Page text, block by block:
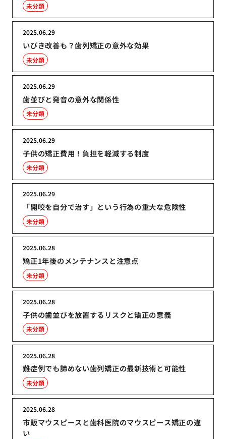
未分類
いびき改善も？歯列矯正の意外な効果
2025.06.29
未分類
歯並びと発音の意外な関係性
2025.06.29
未分類
子供の矯正費用！負担を軽減する制度
2025.06.29
未分類
「開咬を自分で治す」という行為の重大な危険性
2025.06.29
未分類
矯正1年後のメンテナンスと注意点
2025.06.28
未分類
子供の歯並びを放置するリスクと矯正の意義
2025.06.28
未分類
難症例でも諦めない歯列矯正の最新技術と可能性
2025.06.28
未分類
市販マウスピースと歯科医院のマウスピース矯正の違
い
2025.06.28